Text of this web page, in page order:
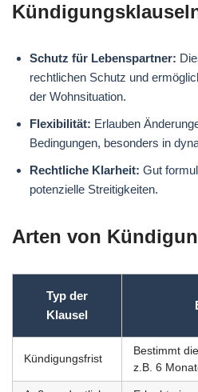
Schutz für Lebenspartner:
rechtlichen Schutz und
der Wohnsituation.
Flexibilität: Erlauben
Bedingungen, besonders in
Rechtliche Klarheit: Gut
potenzielle Streitigkeiten.
Arten von
Typ der
Klausel
Kündigungsfrist
Bestimmt
z.B. 6